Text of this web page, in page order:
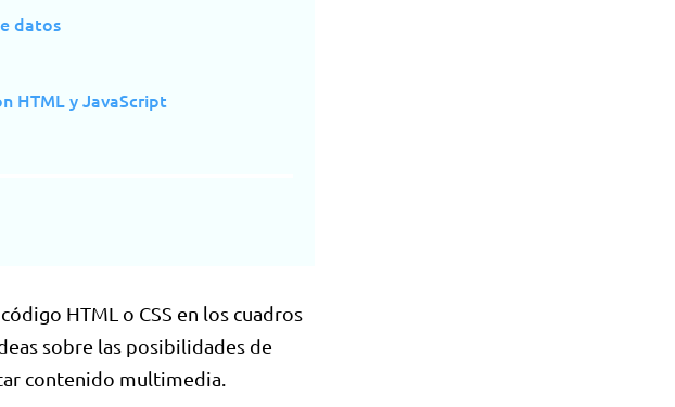
datos
HTML y JavaScript
HTML o CSS en los cuadros
sobre las posibilidades de
contenido multimedia.